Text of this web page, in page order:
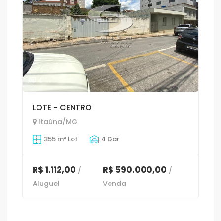
4
LOTE - CENTRO
Itaúna/MG
355 m² Lot 4 Gar
R$ 1.112,00 /
Aluguel
R$ 590.000,00 /
Venda